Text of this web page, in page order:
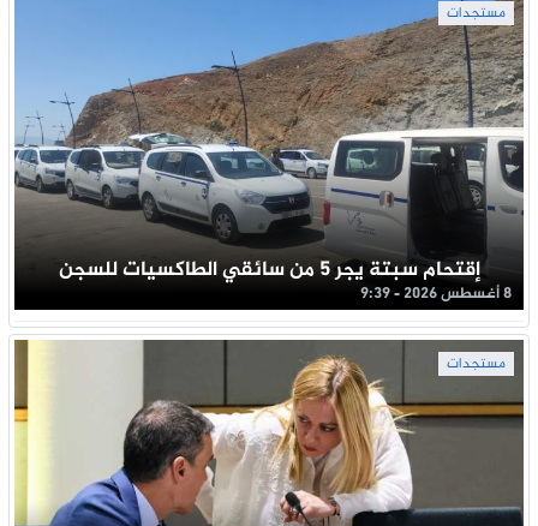
مستجدات
إقتحام سبتة يجر 5 من سائقي الطاكسيات للسجن
8 أغسطس 2026 - 9:39
مستجدات